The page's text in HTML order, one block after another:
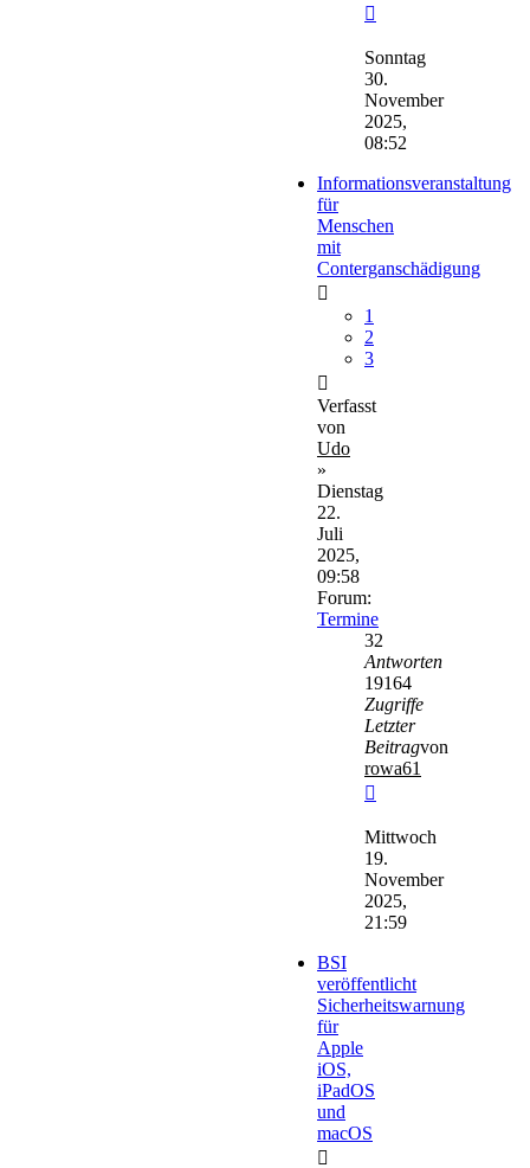
Beitrag
Sonntag
30.
November
2025,
08:52
Informationsveranstaltung
für
Menschen
mit
Conterganschädigung
1
2
3
Verfasst
von
Udo
»
Dienstag
22.
Juli
2025,
09:58
Forum:
Termine
32
Antworten
19164
Zugriffe
Letzter
Beitragvon
rowa61
Beitrag
Mittwoch
19.
November
2025,
21:59
BSI
veröffentlicht
Sicherheitswarnung
für
Apple
iOS,
iPadOS
und
macOS